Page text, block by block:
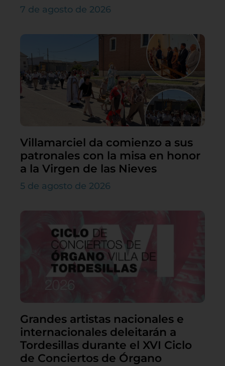
7 de agosto de 2026
Villamarciel da comienzo a sus
patronales con la misa en honor
a la Virgen de las Nieves
5 de agosto de 2026
Grandes artistas nacionales e
internacionales deleitarán a
Tordesillas durante el XVI Ciclo
de Conciertos de Órgano